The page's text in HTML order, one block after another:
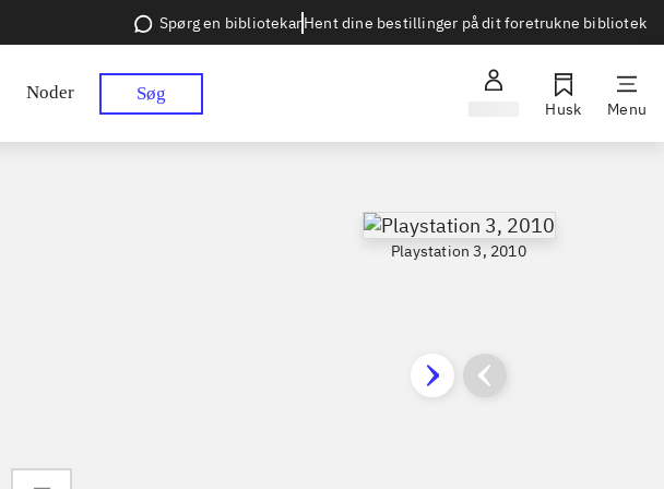
Spørg en bibliotekarHent dine bestillinger på dit foretrukne bibliotek
Noder Søg
Husk Menu
Playstation 3, 2010